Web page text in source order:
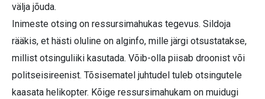
välja jõuda.
Inimeste otsing on ressursimahukas tegevus. Sildoja
rääkis, et hästi oluline on alginfo, mille järgi otsustatakse,
millist otsinguliiki kasutada. Võib-olla piisab droonist või
politseisireenist. Tõsisematel juhtudel tuleb otsingutele
kaasata helikopter. Kõige ressursimahukam on muidugi